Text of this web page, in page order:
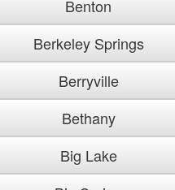
Benton
Berkeley Springs
Berryville
Bethany
Big Lake